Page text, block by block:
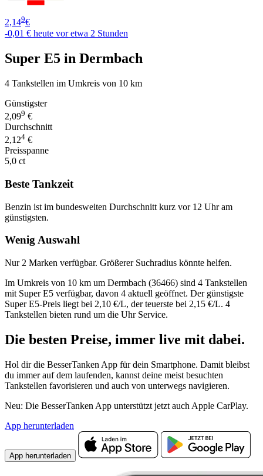
2,149€
-0,01 € heute vor etwa 2 Stunden
Super E5 in Dermbach
4 Tankstellen im Umkreis von 10 km
Günstigster
2,099 €
Durchschnitt
2,124 €
Preisspanne
5,0 ct
Beste Tankzeit
Benzin ist im bundesweiten Durchschnitt kurz vor 12 Uhr am
günstigsten.
Wenig Auswahl
Nur 2 Marken verfügbar. Größerer Suchradius könnte helfen.
Im Umkreis von 10 km um Dermbach (36466) sind 4 Tankstellen
mit Super E5 verfügbar, davon 4 aktuell geöffnet. Der günstigste
Super E5-Preis liegt bei 2,10 €/L, der teuerste bei 2,15 €/L. 4
Tankstellen bieten rund um die Uhr Service.
Die besten Preise, immer live mit dabei.
Hol dir die BesserTanken App für dein Smartphone. Damit bleibst
du immer auf dem laufenden, kannst deine meist besuchten
Tankstellen favorisieren und auch von unterwegs navigieren.
Neu: Die BesserTanken App unterstützt jetzt auch Apple CarPlay.
App herunterladen
App herunterladen